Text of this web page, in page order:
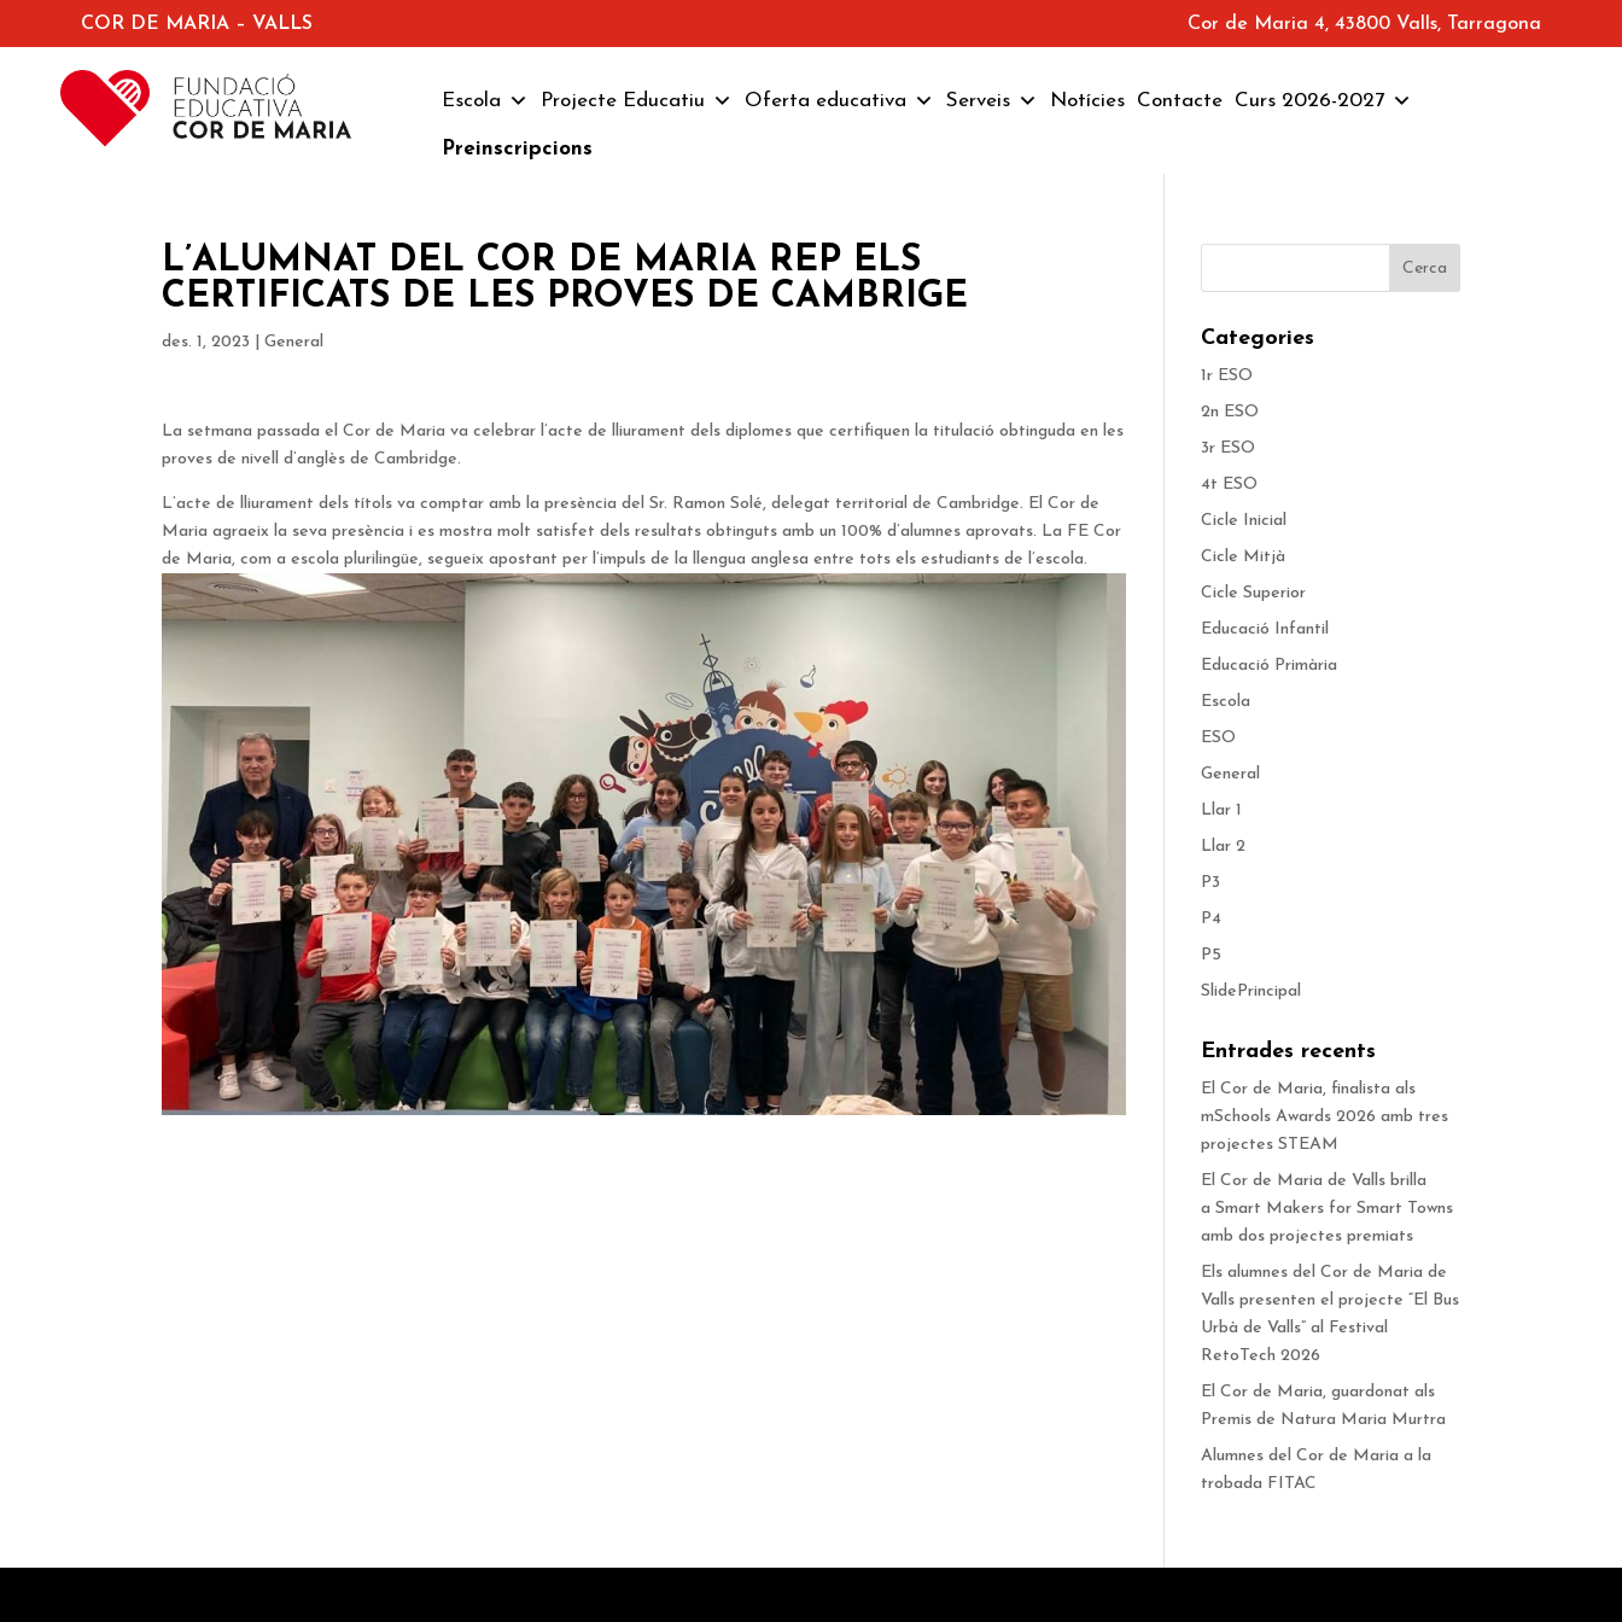
COR DE MARIA – VALLS Cor de Maria 4, 43800 Valls, Tarragona
Escola Projecte Educatiu Oferta educativa Serveis Notícies Contacte Curs 2026-2027
Preinscripcions
L’ALUMNAT DEL COR DE MARIA REP ELS
CERTIFICATS DE LES PROVES DE CAMBRIGE
des. 1, 2023 |General
La setmana passada el Cor de Maria va celebrar l’acte de lliurament dels diplomes que certifiquen la titulació obtinguda en les
proves de nivell d’anglès de Cambridge.
L’acte de lliurament dels títols va comptar amb la presència del Sr. Ramon Solé, delegat territorial de Cambridge. El Cor de
Maria agraeix la seva presència i es mostra molt satisfet dels resultats obtinguts amb un 100% d’alumnes aprovats. La FE Cor
de Maria, com a escola plurilingüe, segueix apostant per l’impuls de la llengua anglesa entre tots els estudiants de l’escola.
Categories
1r ESO
2n ESO
3r ESO
4t ESO
Cicle Inicial
Cicle Mitjà
Cicle Superior
Educació Infantil
Educació Primària
Escola
ESO
General
Llar 1
Llar 2
P3
P4
P5
SlidePrincipal
Entrades recents
El Cor de Maria, finalista als
mSchools Awards 2026 amb tres
projectes STEAM
El Cor de Maria de Valls brilla
a Smart Makers for Smart Towns
amb dos projectes premiats
Els alumnes del Cor de Maria de
Valls presenten el projecte “El Bus
Urbà de Valls” al Festival
RetoTech 2026
El Cor de Maria, guardonat als
Premis de Natura Maria Murtra
Alumnes del Cor de Maria a la
trobada FITAC